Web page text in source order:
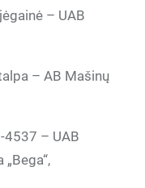
– UAB
– AB Mašinų
4537 – UAB